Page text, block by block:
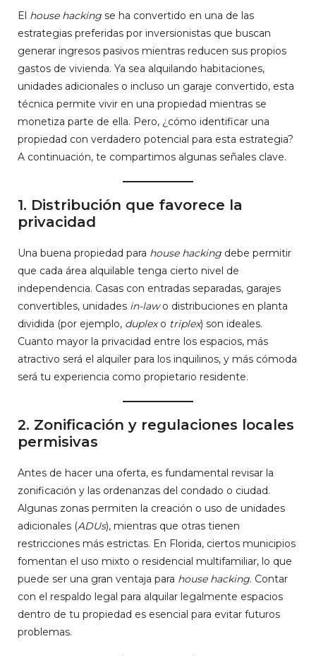
El house hacking se ha convertido en una de las
estrategias preferidas por inversionistas que buscan
generar ingresos pasivos mientras reducen sus propios
gastos de vivienda. Ya sea alquilando habitaciones,
unidades adicionales o incluso un garaje convertido, esta
técnica permite vivir en una propiedad mientras se
monetiza parte de ella. Pero, ¿cómo identificar una
propiedad con verdadero potencial para esta estrategia?
A continuación, te compartimos algunas señales clave.
1. Distribución que favorece la
privacidad
Una buena propiedad para house hacking debe permitir
que cada área alquilable tenga cierto nivel de
independencia. Casas con entradas separadas, garajes
convertibles, unidades in-lawo distribuciones en planta
dividida (por ejemplo, duplexo triplex) son ideales.
Cuanto mayor la privacidad entre los espacios, más
atractivo será el alquiler para los inquilinos, y más cómoda
será tu experiencia como propietario residente.
2. Zonificación y regulaciones locales
permisivas
Antes de hacer una oferta, es fundamental revisar la
zonificación y las ordenanzas del condado o ciudad.
Algunas zonas permiten la creación o uso de unidades
adicionales (ADUs), mientras que otras tienen
restricciones más estrictas. En Florida, ciertos municipios
fomentan el uso mixto o residencial multifamiliar, lo que
puede ser una gran ventaja para house hacking. Contar
con el respaldo legal para alquilar legalmente espacios
dentro de tu propiedad es esencial para evitar futuros
problemas.